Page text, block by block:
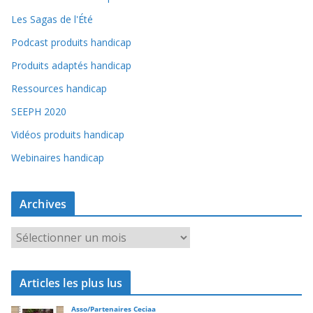
Les Sagas de l'Été
Podcast produits handicap
Produits adaptés handicap
Ressources handicap
SEEPH 2020
Vidéos produits handicap
Webinaires handicap
Archives
r
c
i
Articles les plus lus